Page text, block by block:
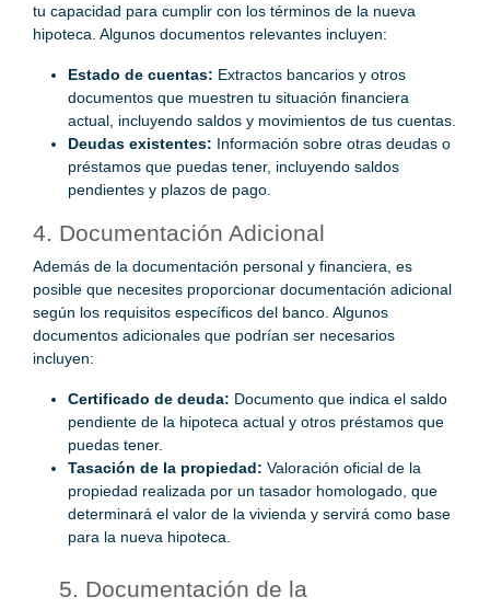
tu capacidad para cumplir con los términos de la nueva
hipoteca. Algunos documentos relevantes incluyen:
Estado de cuentas: Extractos bancarios y otros
documentos que muestren tu situación financiera
actual, incluyendo saldos y movimientos de tus cuentas.
Deudas existentes: Información sobre otras deudas o
préstamos que puedas tener, incluyendo saldos
pendientes y plazos de pago.
4. Documentación Adicional
Además de la documentación personal y financiera, es
posible que necesites proporcionar documentación adicional
según los requisitos específicos del banco. Algunos
documentos adicionales que podrían ser necesarios
incluyen:
Certificado de deuda: Documento que indica el saldo
pendiente de la hipoteca actual y otros préstamos que
puedas tener.
Tasación de la propiedad: Valoración oficial de la
propiedad realizada por un tasador homologado, que
determinará el valor de la vivienda y servirá como base
para la nueva hipoteca.
5. Documentación de la